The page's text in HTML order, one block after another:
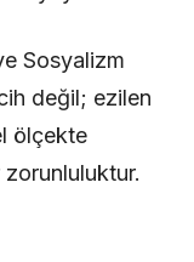
Sosyalizm
değil; ezilen
ölçekte